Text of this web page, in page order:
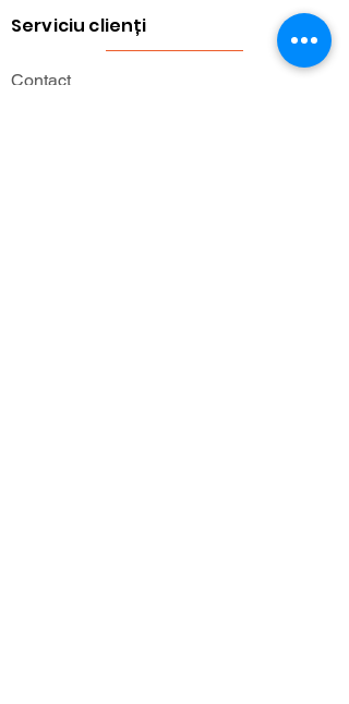
Serviciu clienți
Contact